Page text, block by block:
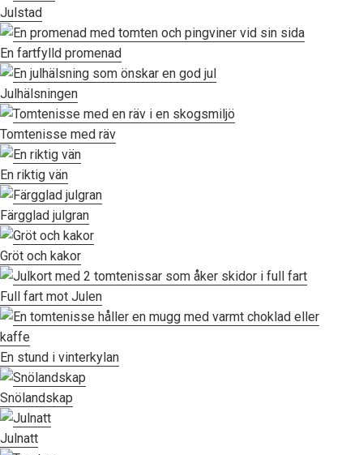
Julstad
En fartfylld promenad
Julhälsningen
Tomtenisse med räv
En riktig vän
Färgglad julgran
Gröt och kakor
Full fart mot Julen
En stund i vinterkylan
Snölandskap
Julnatt